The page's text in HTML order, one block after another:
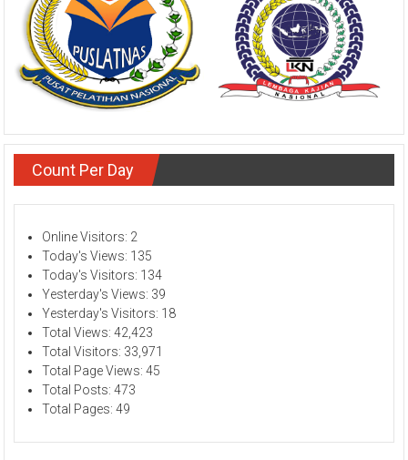
Count Per Day
Online Visitors:2
Today's Views:135
Today's Visitors:134
Yesterday's Views:39
Yesterday's Visitors:
Total Views:42,423
Total Visitors:33,971
Total Page Views:
Total Pages:49